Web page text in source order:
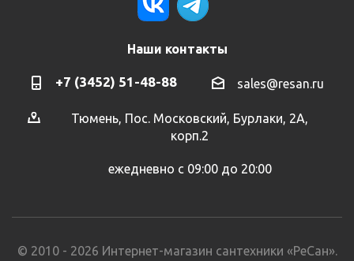
Наши контакты
+7 (3452) 51-48-88 sales@resan.ru
Тюмень, Пос. Московский, Бурлаки, 2А,
корп.2
ежедневно с 09:00 до 20:00
© 2010 - 2026 Интернет-магазин сантехники «РеСан».